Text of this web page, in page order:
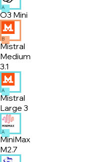
A
O3 Mini
B
Mistral
Medium
3.1
A
Mistral
Large 3
A
MiniMax
M2.7